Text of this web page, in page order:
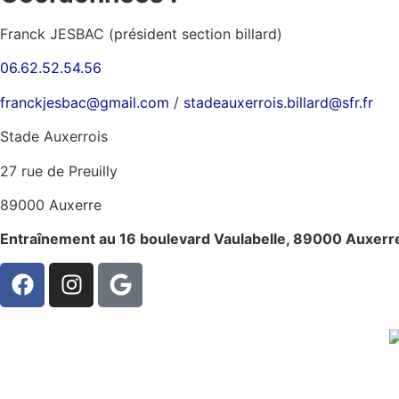
Franck JESBAC (président section billard)
06.62.52.54.56
franckjesbac@gmail.com / stadeauxerrois.billard@sfr.fr
Stade Auxerrois
27 rue de Preuilly
89000 Auxerre
Entraînement au 16 boulevard Vaulabelle, 89000